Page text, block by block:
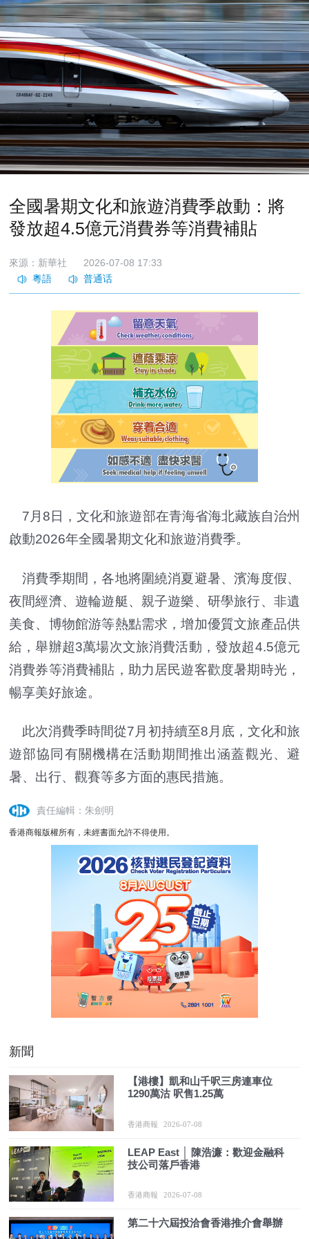
全國暑期文化和旅遊消費季啟動：將
發放超4.5億元消費券等消費補貼
來源：新華社 2026-07-08 17:33
7月8日，文化和旅遊部在青海省海北藏族自治州
啟動2026年全國暑期文化和旅遊消費季。
消費季期間，各地將圍繞消夏避暑、濱海度假、
夜間經濟、遊輪遊艇、親子遊樂、研學旅行、非遺
美食、博物館游等熱點需求，增加優質文旅產品供
給，舉辦超3萬場次文旅消費活動，發放超4.5億元
消費券等消費補貼，助力居民遊客歡度暑期時光，
暢享美好旅途。
此次消費季時間從7月初持續至8月底，文化和旅
遊部協同有關機構在活動期間推出涵蓋觀光、避
暑、出行、觀賽等多方面的惠民措施。
責任編輯：朱劍明
香港商報版權所有，未經書面允許不得使用。
新聞
【港樓】凱和山千呎三房連車位
1290萬沽 呎售1.25萬
香港商報 2026-07-08
LEAP East │ 陳浩濂：歡迎金融科
技公司落戶香港
香港商報 2026-07-08
第二十六屆投洽會香港推介會舉辦